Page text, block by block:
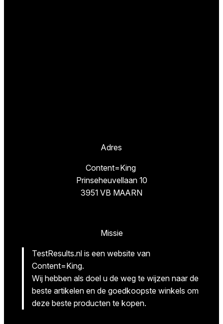
Adres
Content=King
Prinseheuvellaan 10
3951 VB MAARN
Missie
TestResults.nl is een website van
Content=King.
Wij hebben als doel u de weg te wijzen naar de
beste artikelen en de goedkoopste winkels om
deze beste producten te kopen.